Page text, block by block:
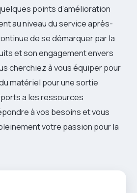
points d’amélioration
au niveau du service après-
de se démarquer par la
et son engagement envers
cherchiez à vous équiper pour
matériel pour une sortie
a les ressources
à vos besoins et vous
votre passion pour la